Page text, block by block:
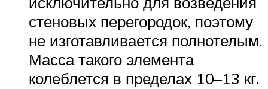
стеновых перегородок, поэтому
не изготавливается полнотелым.
Масса такого элемента
колеблется в пределах 10–13 кг.